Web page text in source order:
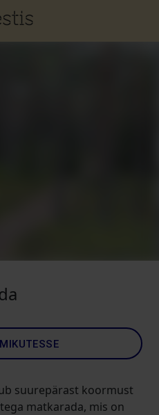
suurepärast koormust
matkarada, mis on